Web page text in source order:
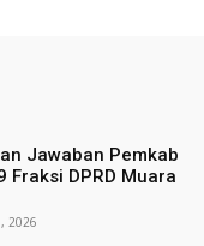
Jawaban Pemkab
Fraksi DPRD Muara
2026